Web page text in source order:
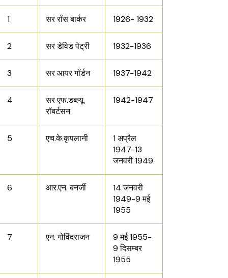
1 सर रॉस बार्कर 1926- 1932
2 सर डेविड पेट्री 1932-1936
3 सर आयर गॉर्डन 1937-1942
4
सर एफ.डब्ल्यू.
रॉबर्टसन
1942-1947
5 एच.के.कृपलानी
1 अप्रैल
1947-13
जनवरी 1949
6 आर.एन. बनर्जी
14 जनवरी
1949-9 मई
1955
7 एन. गोविंदराजन
9 मई 1955-
9 दिसम्बर
1955